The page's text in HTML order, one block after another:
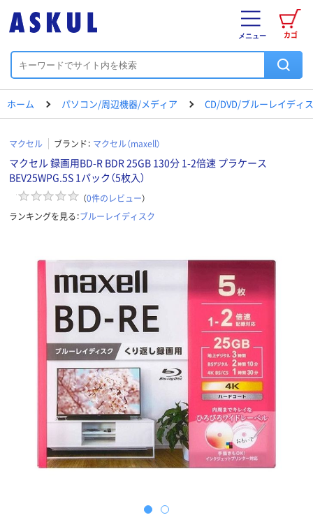
カゴ
メニュー
ホーム パソコン/周辺機器/メディア CD/DVD/ブルーレイディ
マクセル ブランド： マクセル（maxell）
マクセル 録画用BD-R BDR 25GB 130分 1-2倍速 プラケース
BEV25WPG.5S 1パック（5枚入）
（0件のレビュー）
ランキングを見る：ブルーレイディスク